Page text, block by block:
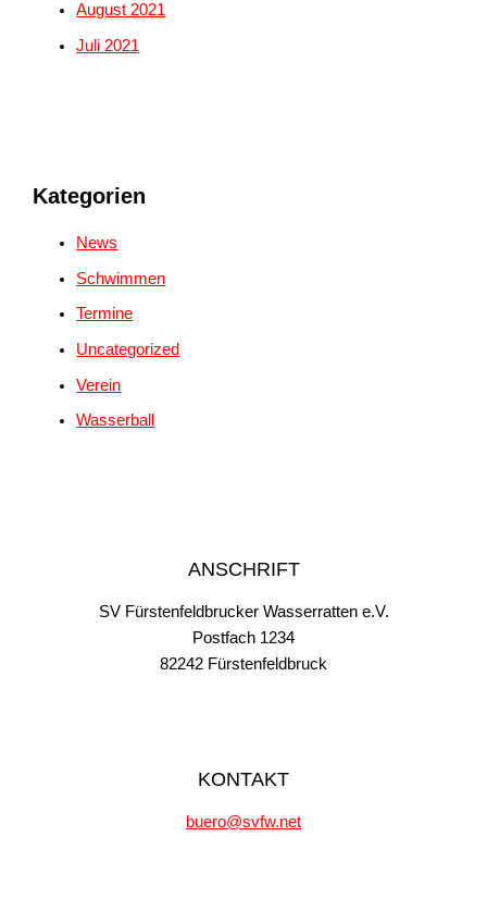
August 2021
Juli 2021
Kategorien
News
Schwimmen
Termine
Uncategorized
Verein
Wasserball
ANSCHRIFT
SV Fürstenfeldbrucker Wasserratten e.V.
Postfach 1234
82242 Fürstenfeldbruck
KONTAKT
buero@svfw.net